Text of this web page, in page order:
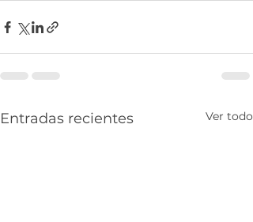
Entradas recientes Ver todo